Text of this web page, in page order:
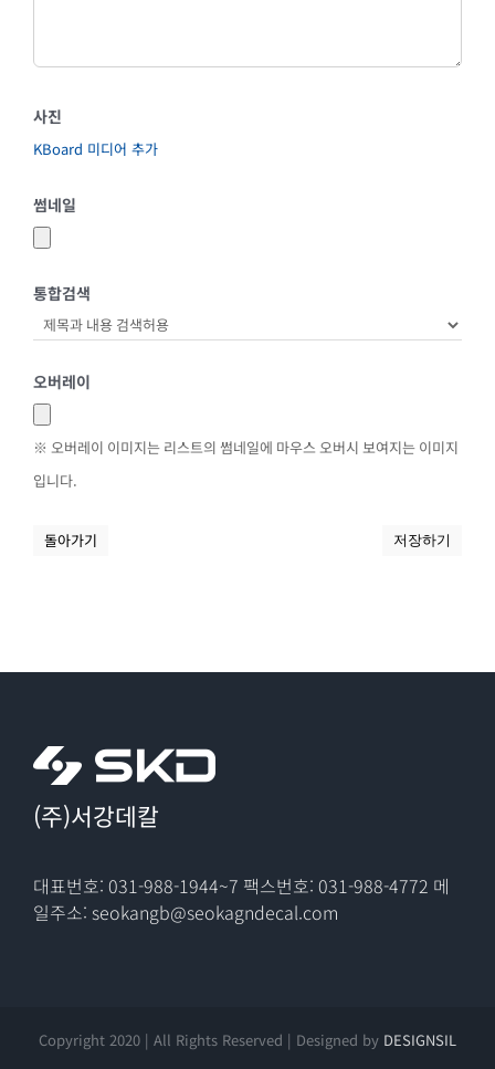
사진
KBoard 미디어 추가
썸네일
통합검색
오버레이
※ 오버레이 이미지는 리스트의 썸네일에 마우스 오버시 보여지는 이미지
입니다.
돌아가기 저장하기
(주)서강데칼
대표번호: 031-988-1944~7 팩스번호: 031-988-4772 메
일주소: seokangb@seokagndecal.com
Copyright 2020 | All Rights Reserved | Designed by DESIGNSIL